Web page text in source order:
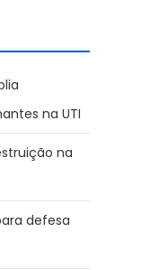
na UTI
na
defesa